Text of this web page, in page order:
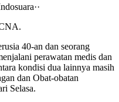
··
40-an dan seorang
perawatan medis dan
kondisi dua lainnya masih
dan Obat-obatan
Selasa.